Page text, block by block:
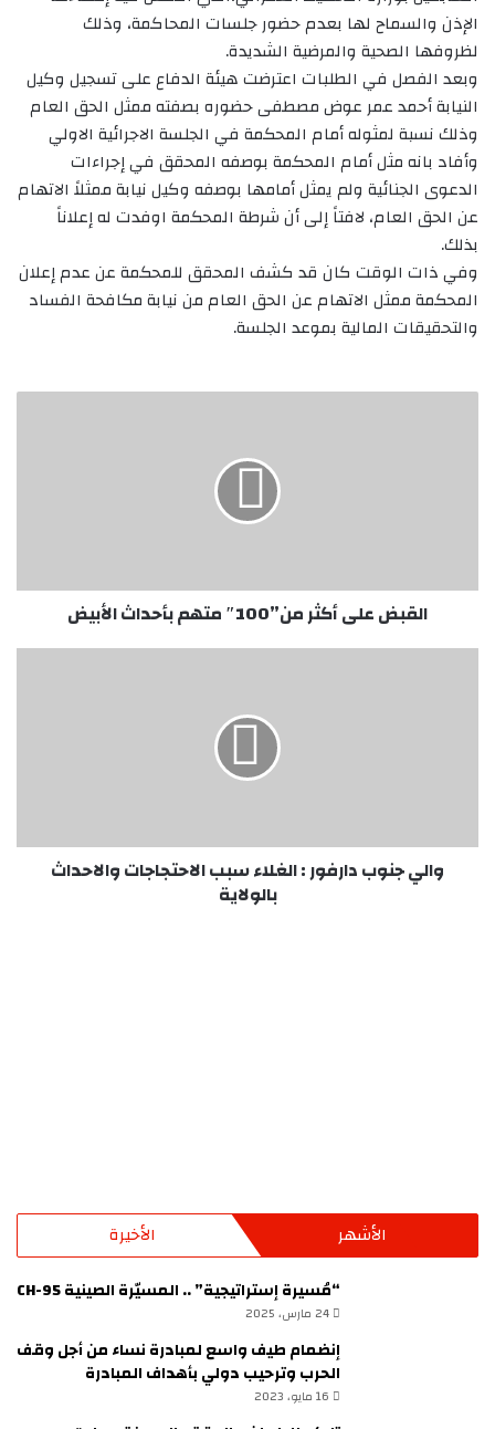
الإذن والسماح لها بعدم حضور جلسات المحاكمة، وذلك
لظروفها الصحية والمرضية الشديدة.
وبعد الفصل في الطلبات اعترضت هيئة الدفاع على تسجيل وكيل
النيابة أحمد عمر عوض مصطفى حضوره بصفته ممثل الحق العام
وذلك نسبة لمثوله أمام المحكمة في الجلسة الاجرائية الاولي
وأفاد بانه مثل أمام المحكمة بوصفه المحقق في إجراءات
الدعوى الجنائية ولم يمثل أمامها بوصفه وكيل نيابة ممثلاً الاتهام
عن الحق العام، لافتاً إلى أن شرطة المحكمة اوفدت له إعلاناً
بذلك.
وفي ذات الوقت كان قد كشف المحقق للمحكمة عن عدم إعلان
المحكمة ممثل الاتهام عن الحق العام من نيابة مكافحة الفساد
والتحقيقات المالية بموعد الجلسة.
القبض
القبض على أكثر من”100″ متهم بأحداث الأبيض
بالولاية
والي جنوب دارفور : الغلاء سبب الاحتجاجات والاحداث
بالولاية
الأشهر الأخيرة
“مُسيرة إستراتيجية” .. المسيّرة الصينية CH-95
24 مارس، 2025
إنضمام طيف واسع لمبادرة نساء من أجل وقف
الحرب وترحيب دولي بأهداف المبادرة
16 مايو، 2023